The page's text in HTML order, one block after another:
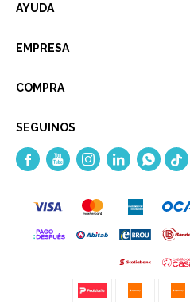
AYUDA
EMPRESA
COMPRA
SEGUINOS
    